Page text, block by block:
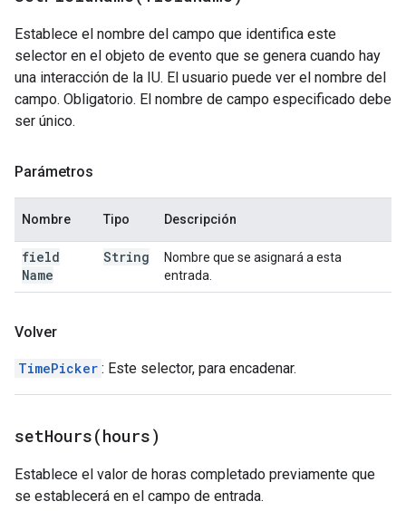
Establece el nombre del campo que identifica este
selector en el objeto de evento que se genera cuando hay
una interacción de la IU. El usuario puede ver el nombre del
campo. Obligatorio. El nombre de campo especificado debe
ser único.
Parámetros
Nombre Tipo Descripción
field
Name
String
Nombre que se asignará a esta
entrada.
Volver
TimePicker : Este selector, para encadenar.
setHours(hours)
Establece el valor de horas completado previamente que
se establecerá en el campo de entrada.